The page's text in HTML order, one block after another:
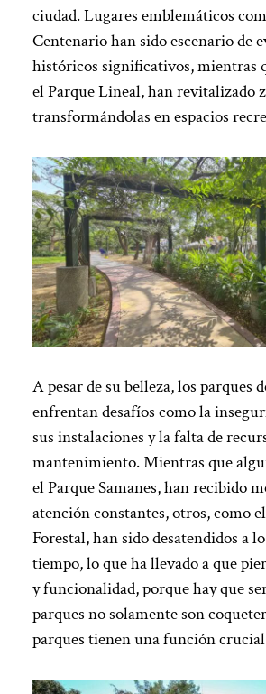
ciudad. Lugares emblemáticos
Centenario han sido escenario de
históricos significativos, mientras
el Parque Lineal, han revitalizado
transformándolas en espacios
A pesar de su belleza, los parques
enfrentan desafíos como la
sus instalaciones y la falta de
mantenimiento. Mientras que
el Parque Samanes, han recibido
atención constantes, otros, como
Forestal, han sido desatendidos a
tiempo, lo que ha llevado a que
y funcionalidad, porque hay que
parques no solamente son
parques tienen una función